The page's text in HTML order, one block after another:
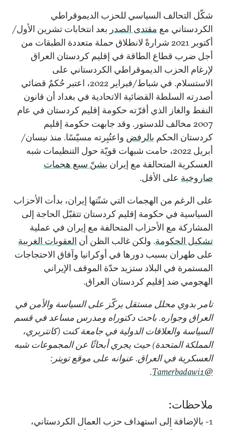
شكّل التحالف السياسي للحزب الديموقراطي
الكردستاني مع مقتدى الصدر بعد انتخابات تشرين الأول/
أكتوبر 2021 شرارةً لانطلاق حملة متعددة الطبقات من
أجل ضرب قطاع الطاقة في إقليم كردستان العراق
لإرغام الحزب الديموقراطي الكردستاني على
الاستسلام. في شباط/فبراير 2022، اعتبر حُكمٌ قضائي
أصدرته السلطة القضائية الاتحادية في بغداد أن قانون
النفط والغاز الذي أقرّته حكومة إقليم كردستان في عام
2007 مخالف للدستور. وقد جابهت حكومة إقليم
كردستان الحكم بالرفض واعتُبِرته مسيّسًا. منذ نيسان/
أبريل 2022، حامت شبهات قويّة حول التنظيمات شبه
العسكرية المتحالفة مع إيران بشنّ سبع هجمات
صاروخية على الأقل.
على الرغم من الهجمات التي شنّتها إيران، بدأت الأحزاب
السياسية في حكومة إقليم كردستان تتقبّل الحاجة إلى
المشاركة مع الأحزاب المتحالفة مع إيران في عملية
تشكيل الحكومة. ولكن غالب الظن أن العقوبات الغربية
على طهران بسبب دورها في أوكرانيا وآفاق الاحتجاجات
المستمرة في البلاد ستزيد حدّة الموقف الإيراني
الهجومي ضد إقليم كردستان العراق.
تامر بدوي محلل مستقل يركّز على السياسة والأمن في
العراق وجواره. باحث دكتوراه ومدرس مساعد في قسم
السياسة والعلاقات الدولية في جامعة كنت (كانتربري،
المملكة المتحدة) حيث يجري أبحاثًا عن المجموعات شبه
العسكرية في العراق. عنوانه على موقع تويتر:
@Tamerbadawi1
.
ملاحظات:
1- بالإضافة إلى استهداف حزب العمال الكردستاني،